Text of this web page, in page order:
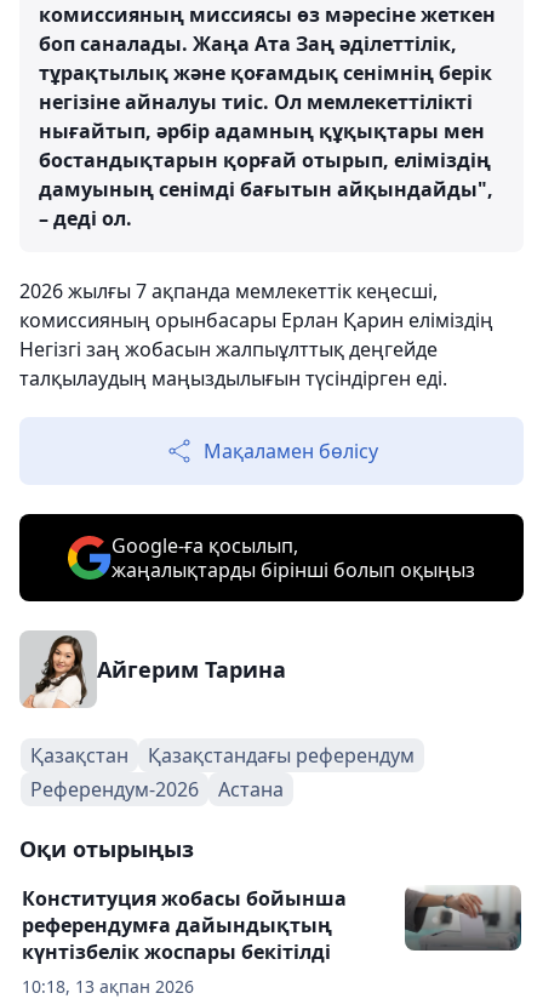
комиссияның миссиясы өз мәресіне жеткен
боп саналады. Жаңа Ата Заң әділеттілік,
тұрақтылық және қоғамдық сенімнің берік
негізіне айналуы тиіс. Ол мемлекеттілікті
нығайтып, әрбір адамның құқықтары мен
бостандықтарын қорғай отырып, еліміздің
дамуының сенімді бағытын айқындайды",
– деді ол.
2026 жылғы 7 ақпанда мемлекеттік кеңесші,
комиссияның орынбасары Ерлан Қарин еліміздің
Негізгі заң жобасын жалпыұлттық деңгейде
талқылаудың маңыздылығын түсіндірген еді.
Мақаламен бөлісу
Google-ға қосылып,
жаңалықтарды бірінші болып оқыңыз
Айгерим Тарина
Қазақстан
Қазақстандағы референдум
Референдум-2026
Астана
Оқи отырыңыз
10:18, 13 ақпан 2026
Конституция жобасы бойынша
референдумға дайындықтың
күнтізбелік жоспары бекітілді